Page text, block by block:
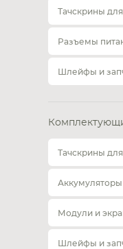
Тачскрины
Разъемы
Шлейфы и
Тачскрины
Модули и
Шлейфы и